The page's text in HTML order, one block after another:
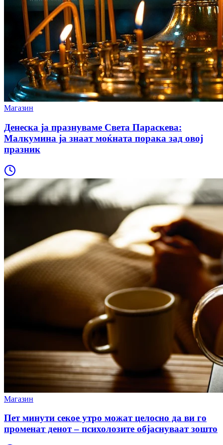
Магазин
Денеска ја празнуваме Света Параскева:
Малкумина ја знаат моќната порака зад овој
празник
Магазин
Пет минути секое утро можат целосно да ви го
променат денот – психолозите објаснуваат зошто